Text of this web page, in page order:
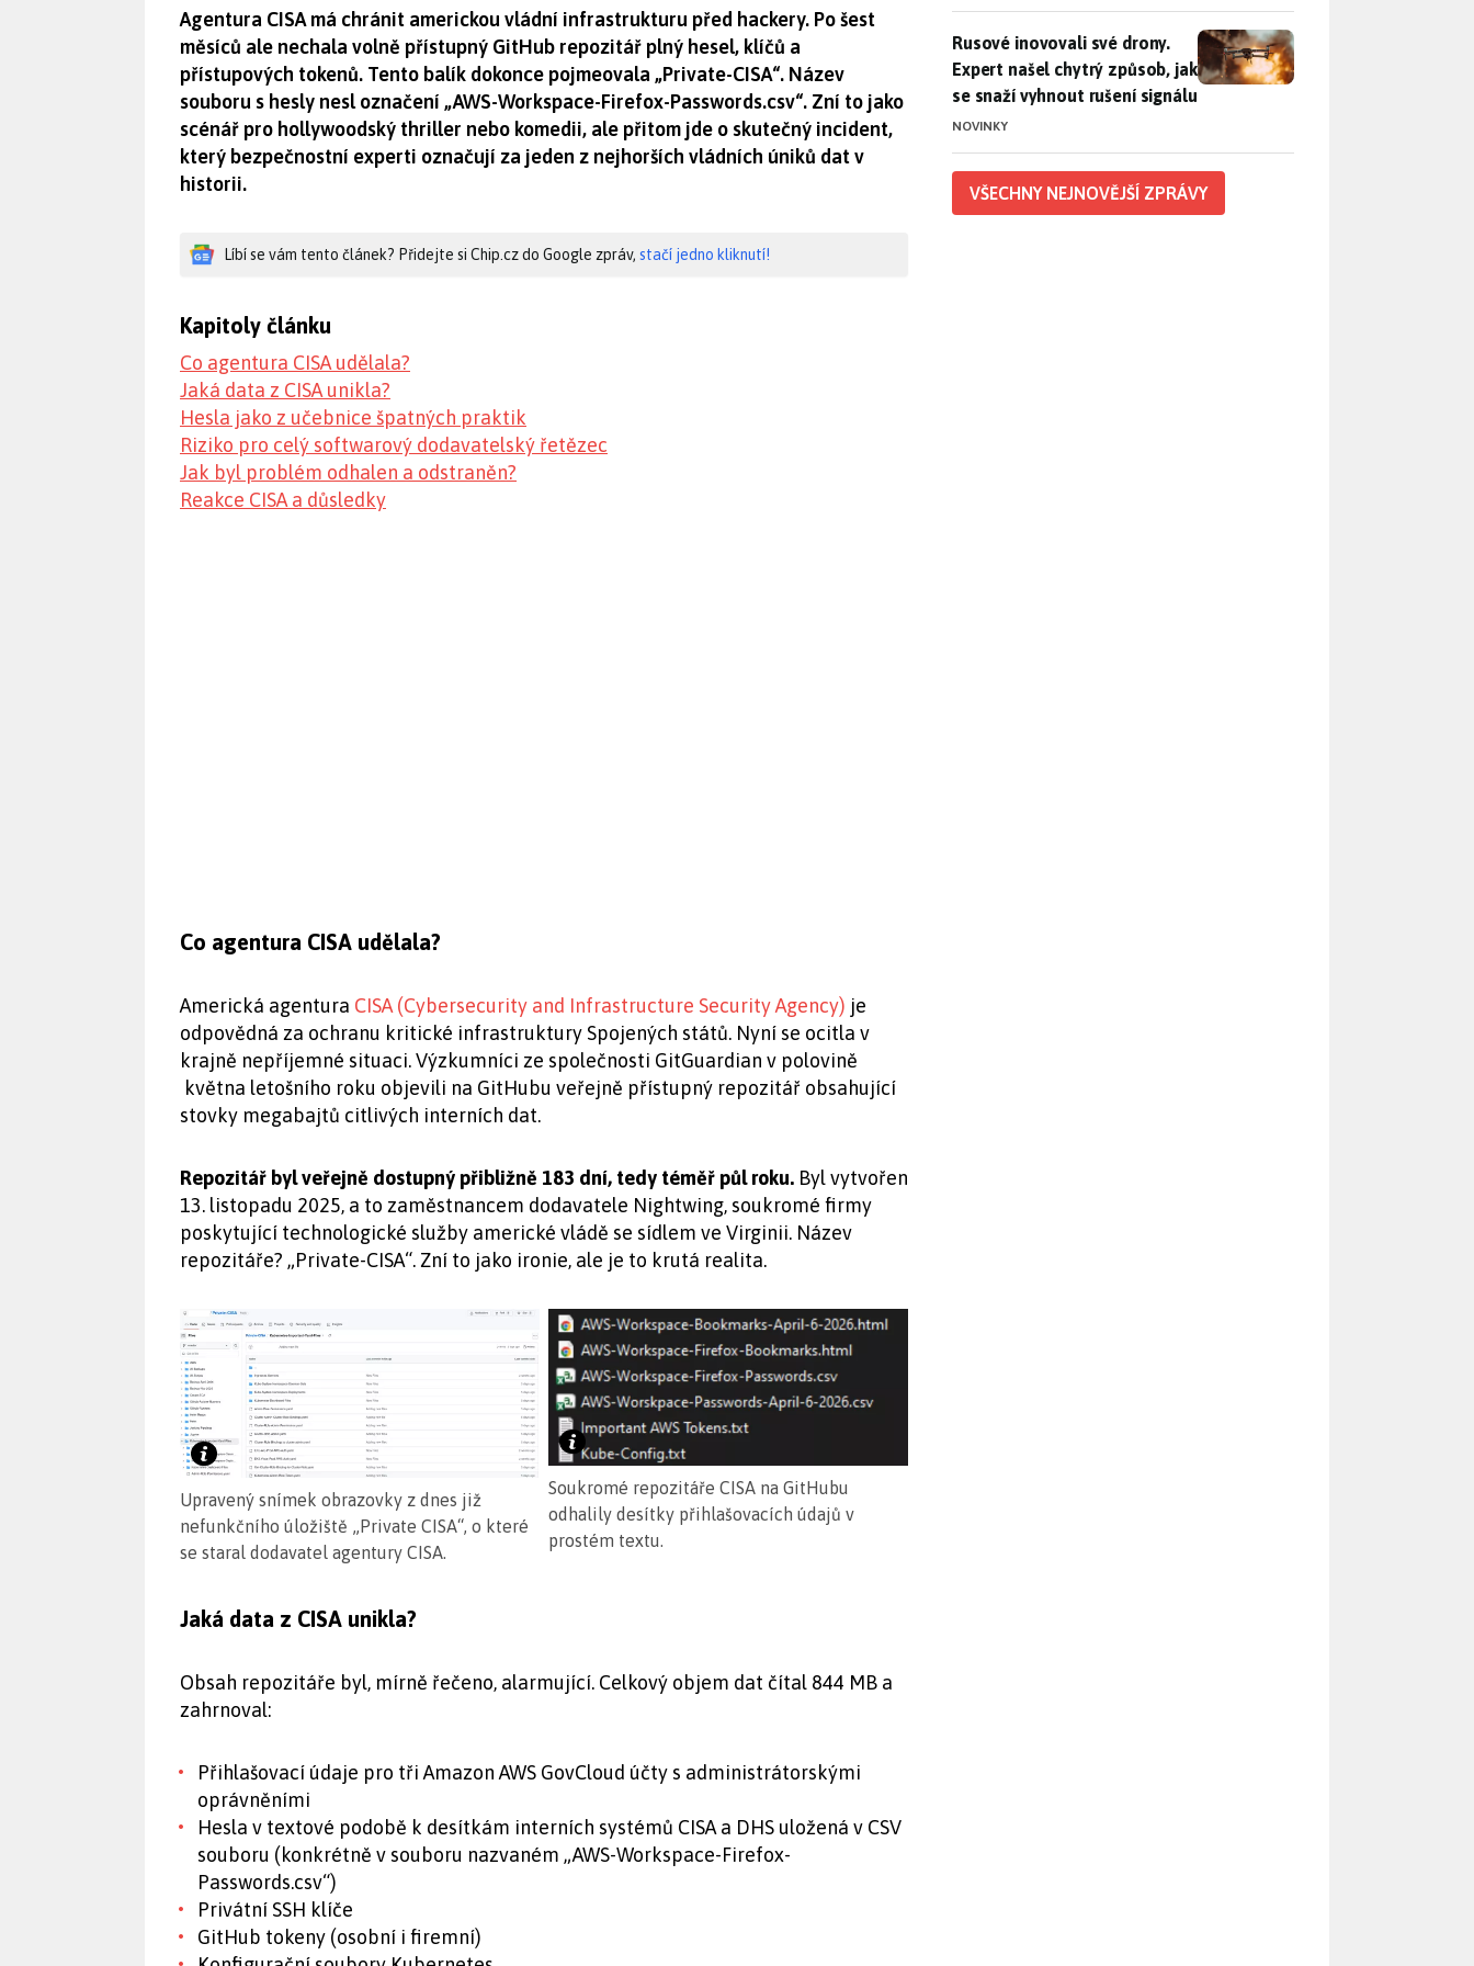
Agentura CISA má chránit americkou vládní infrastrukturu před hackery. Po šest
měsíců ale nechala volně přístupný GitHub repozitář plný hesel, klíčů a
přístupových tokenů. Tento balík dokonce pojmeovala „Private-CISA“. Název
souboru s hesly nesl označení „AWS-Workspace-Firefox-Passwords.csv“. Zní to jako
scénář pro hollywoodský thriller nebo komedii, ale přitom jde o skutečný incident,
který bezpečnostní experti označují za jeden z nejhorších vládních úniků dat v
historii.
Líbí se vám tento článek? Přidejte si Chip.cz do Google zpráv, stačí jedno kliknutí!
Kapitoly článku
Co agentura CISA udělala?
Jaká data z CISA unikla?
Hesla jako z učebnice špatných praktik
Riziko pro celý softwarový dodavatelský řetězec
Jak byl problém odhalen a odstraněn?
Reakce CISA a důsledky
Co agentura CISA udělala?
Americká agentura CISA (Cybersecurity and Infrastructure Security Agency) je
odpovědná za ochranu kritické infrastruktury Spojených států. Nyní se ocitla v
krajně nepříjemné situaci. Výzkumníci ze společnosti GitGuardian v polovině
května letošního roku objevili na GitHubu veřejně přístupný repozitář obsahující
stovky megabajtů citlivých interních dat.
Repozitář byl veřejně dostupný přibližně 183 dní, tedy téměř půl roku. Byl vytvořen
13. listopadu 2025, a to zaměstnancem dodavatele Nightwing, soukromé firmy
poskytující technologické služby americké vládě se sídlem ve Virginii. Název
repozitáře? „Private-CISA“. Zní to jako ironie, ale je to krutá realita.
Upravený snímek obrazovky z dnes již
nefunkčního úložiště „Private CISA“, o které
se staral dodavatel agentury CISA.
Soukromé repozitáře CISA na GitHubu
odhalily desítky přihlašovacích údajů v
prostém textu.
Jaká data z CISA unikla?
Obsah repozitáře byl, mírně řečeno, alarmující. Celkový objem dat čítal 844 MB a
zahrnoval:
Přihlašovací údaje pro tři Amazon AWS GovCloud účty s administrátorskými
oprávněními
Hesla v textové podobě k desítkám interních systémů CISA a DHS uložená v CSV
souboru (konkrétně v souboru nazvaném „AWS-Workspace-Firefox-
Passwords.csv“)
Privátní SSH klíče
GitHub tokeny (osobní i firemní)
Rusové inovovali své drony. Expert našel chytrý způsob, jak se
Rusové inovovali své drony.
Expert našel chytrý způsob, jak
se snaží vyhnout rušení signálu
NOVINKY
VŠECHNY NEJNOVĚJŠÍ ZPRÁVY